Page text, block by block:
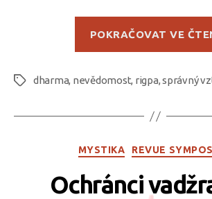
POKRAČOVAT VE
Štítkydharma, nevědomost, rigpa,správný
Rubriky
MYSTIKA REVUE
Ochránci